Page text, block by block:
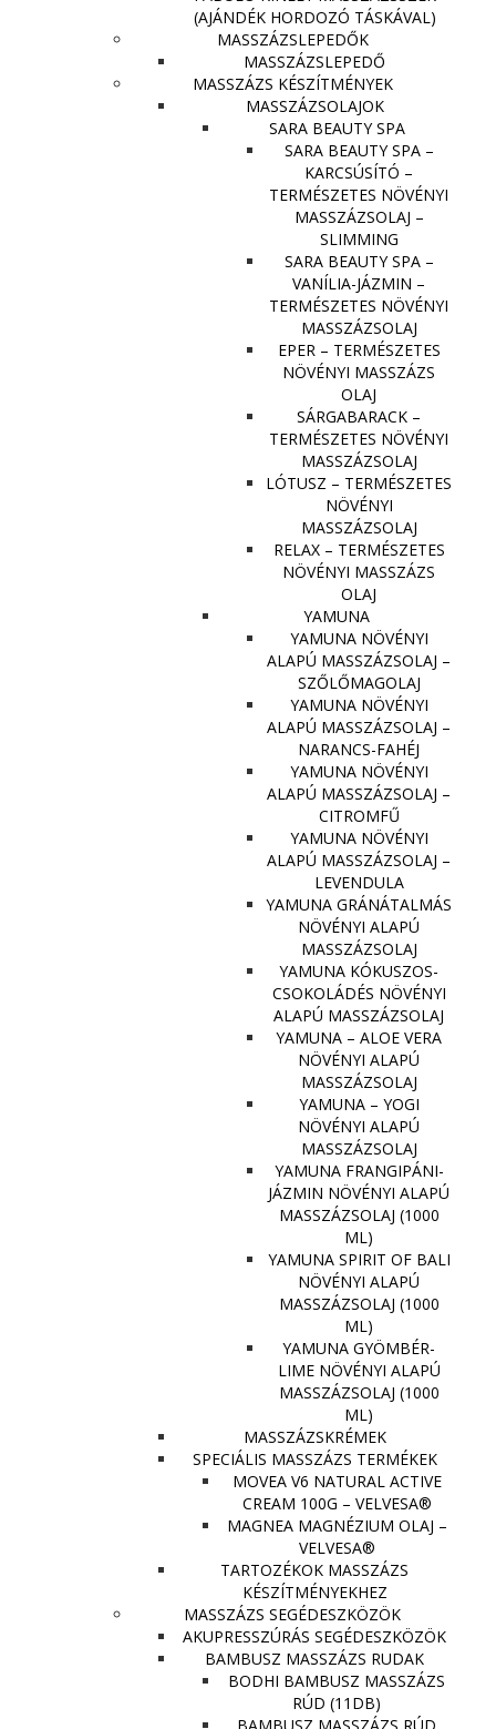
(AJÁNDÉK HORDOZÓ TÁSKÁVAL)
MASSZÁZSLEPEDŐK
MASSZÁZSLEPEDŐ
MASSZÁZS KÉSZÍTMÉNYEK
MASSZÁZSOLAJOK
SARA BEAUTY SPA
SARA BEAUTY SPA –
KARCSÚSÍTÓ –
TERMÉSZETES NÖVÉNYI
MASSZÁZSOLAJ –
SLIMMING
SARA BEAUTY SPA –
VANÍLIA-JÁZMIN –
TERMÉSZETES NÖVÉNYI
MASSZÁZSOLAJ
EPER – TERMÉSZETES
NÖVÉNYI MASSZÁZS
OLAJ
SÁRGABARACK –
TERMÉSZETES NÖVÉNYI
MASSZÁZSOLAJ
LÓTUSZ – TERMÉSZETES
NÖVÉNYI
MASSZÁZSOLAJ
RELAX – TERMÉSZETES
NÖVÉNYI MASSZÁZS
OLAJ
YAMUNA
YAMUNA NÖVÉNYI
ALAPÚ MASSZÁZSOLAJ –
SZŐLŐMAGOLAJ
YAMUNA NÖVÉNYI
ALAPÚ MASSZÁZSOLAJ –
NARANCS-FAHÉJ
YAMUNA NÖVÉNYI
ALAPÚ MASSZÁZSOLAJ –
CITROMFŰ
YAMUNA NÖVÉNYI
ALAPÚ MASSZÁZSOLAJ –
LEVENDULA
YAMUNA GRÁNÁTALMÁS
NÖVÉNYI ALAPÚ
MASSZÁZSOLAJ
YAMUNA KÓKUSZOS-
CSOKOLÁDÉS NÖVÉNYI
ALAPÚ MASSZÁZSOLAJ
YAMUNA – ALOE VERA
NÖVÉNYI ALAPÚ
MASSZÁZSOLAJ
YAMUNA – YOGI
NÖVÉNYI ALAPÚ
MASSZÁZSOLAJ
YAMUNA FRANGIPÁNI-
JÁZMIN NÖVÉNYI ALAPÚ
MASSZÁZSOLAJ (1000
ML)
YAMUNA SPIRIT OF BALI
NÖVÉNYI ALAPÚ
MASSZÁZSOLAJ (1000
ML)
YAMUNA GYÖMBÉR-
LIME NÖVÉNYI ALAPÚ
MASSZÁZSOLAJ (1000
ML)
MASSZÁZSKRÉMEK
SPECIÁLIS MASSZÁZS TERMÉKEK
MOVEA V6 NATURAL ACTIVE
CREAM 100G – VELVESA®
MAGNEA MAGNÉZIUM OLAJ –
VELVESA®
TARTOZÉKOK MASSZÁZS
KÉSZÍTMÉNYEKHEZ
MASSZÁZS SEGÉDESZKÖZÖK
AKUPRESSZÚRÁS SEGÉDESZKÖZÖK
BAMBUSZ MASSZÁZS RUDAK
BODHI BAMBUSZ MASSZÁZS
RÚD (11DB)